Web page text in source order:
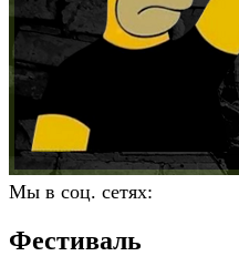
Мы в соц. сетях:
Фестиваль